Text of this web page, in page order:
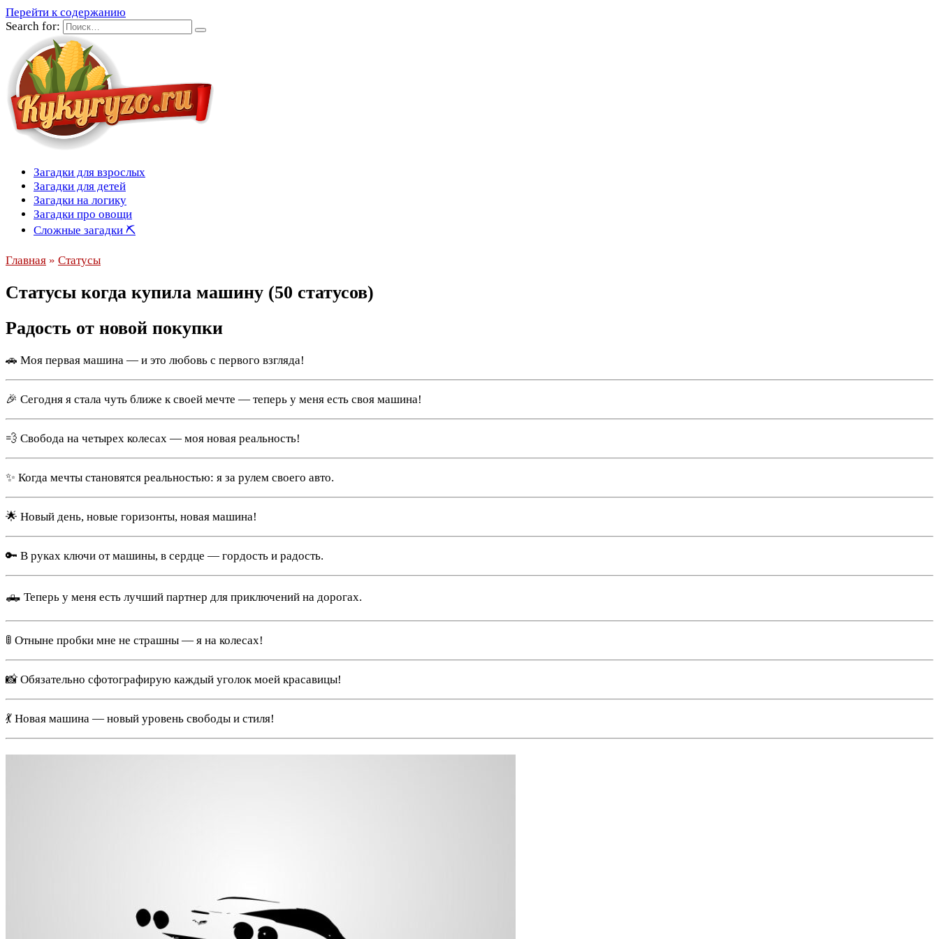
Перейти к содержанию
Search for:
Загадки для взрослых
Загадки для детей
Загадки на логику
Загадки про овощи
Сложные загадки ⛏
Главная » Статусы
Статусы когда купила машину (50 статусов)
Радость от новой покупки
🚗 Моя первая машина — и это любовь с первого взгляда!
🎉 Сегодня я стала чуть ближе к своей мечте — теперь у меня есть своя машина!
💨 Свобода на четырех колесах — моя новая реальность!
✨ Когда мечты становятся реальностью: я за рулем своего авто.
🌟 Новый день, новые горизонты, новая машина!
🔑 В руках ключи от машины, в сердце — гордость и радость.
🛻 Теперь у меня есть лучший партнер для приключений на дорогах.
🚦 Отныне пробки мне не страшны — я на колесах!
📸 Обязательно сфотографирую каждый уголок моей красавицы!
💃 Новая машина — новый уровень свободы и стиля!